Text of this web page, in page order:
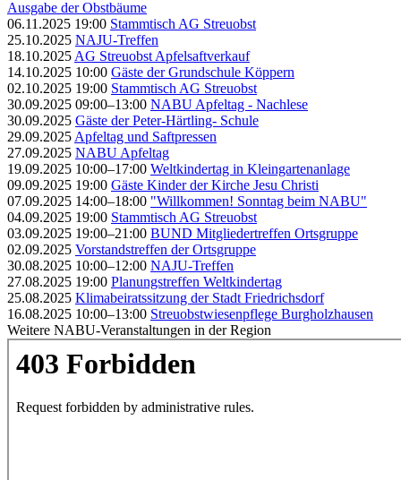
Ausgabe der Obstbäume
06.11.2025 19:00 Stammtisch AG Streuobst
25.10.2025 NAJU-Treffen
18.10.2025 AG Streuobst Apfelsaftverkauf
14.10.2025 10:00 Gäste der Grundschule Köppern
02.10.2025 19:00 Stammtisch AG Streuobst
30.09.2025 09:00–13:00 NABU Apfeltag - Nachlese
30.09.2025 Gäste der Peter-Härtling- Schule
29.09.2025 Apfeltag und Saftpressen
27.09.2025 NABU Apfeltag
19.09.2025 10:00–17:00 Weltkindertag in Kleingartenanlage
09.09.2025 19:00 Gäste Kinder der Kirche Jesu Christi
07.09.2025 14:00–18:00 "Willkommen! Sonntag beim NABU"
04.09.2025 19:00 Stammtisch AG Streuobst
03.09.2025 19:00–21:00 BUND Mitgliedertreffen Ortsgruppe
02.09.2025 Vorstandstreffen der Ortsgruppe
30.08.2025 10:00–12:00 NAJU-Treffen
27.08.2025 19:00 Planungstreffen Weltkindertag
25.08.2025 Klimabeiratssitzung der Stadt Friedrichsdorf
16.08.2025 10:00–13:00 Streuobstwiesenpflege Burgholzhausen
Weitere NABU-Veranstaltungen in der Region